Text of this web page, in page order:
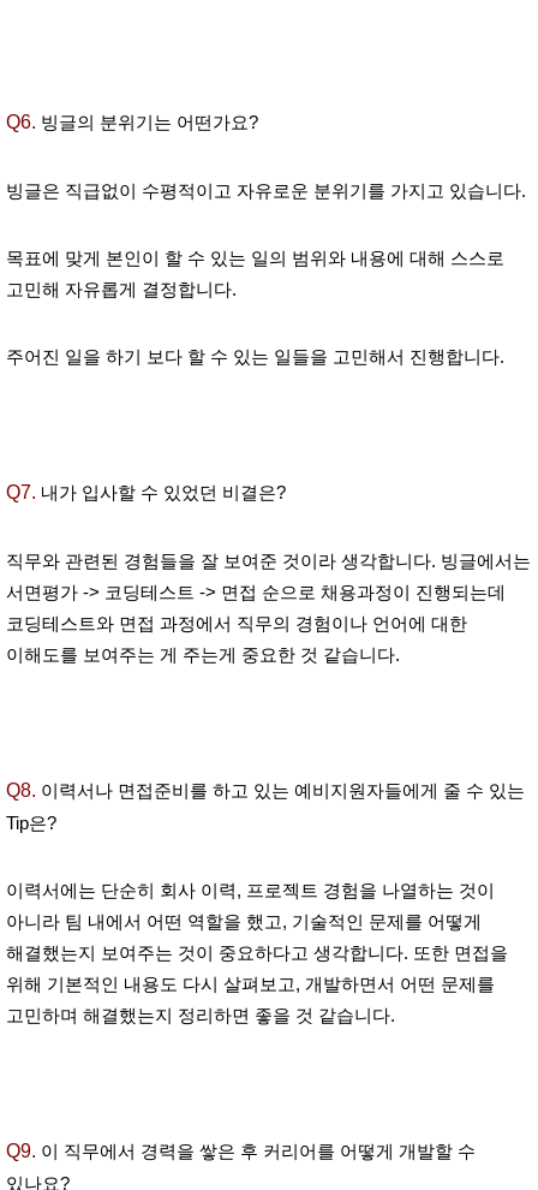
Q6. 빙글의 분위기는 어떤가요?
빙글은 직급없이 수평적이고 자유로운 분위기를 가지고 있습니다.
목표에 맞게 본인이 할 수 있는 일의 범위와 내용에 대해 스스로
고민해 자유롭게 결정합니다.
주어진 일을 하기 보다 할 수 있는 일들을 고민해서 진행합니다.
Q7. 내가 입사할 수 있었던 비결은?
직무와 관련된 경험들을 잘 보여준 것이라 생각합니다. 빙글에서는
서면평가 -> 코딩테스트 -> 면접 순으로 채용과정이 진행되는데
코딩테스트와 면접 과정에서 직무의 경험이나 언어에 대한
이해도를 보여주는 게 주는게 중요한 것 같습니다.
Q8. 이력서나 면접준비를 하고 있는 예비지원자들에게 줄 수 있는
Tip은?
이력서에는 단순히 회사 이력, 프로젝트 경험을 나열하는 것이
아니라 팀 내에서 어떤 역할을 했고, 기술적인 문제를 어떻게
해결했는지 보여주는 것이 중요하다고 생각합니다. 또한 면접을
위해 기본적인 내용도 다시 살펴보고, 개발하면서 어떤 문제를
고민하며 해결했는지 정리하면 좋을 것 같습니다.
Q9. 이 직무에서 경력을 쌓은 후 커리어를 어떻게 개발할 수
있나요?